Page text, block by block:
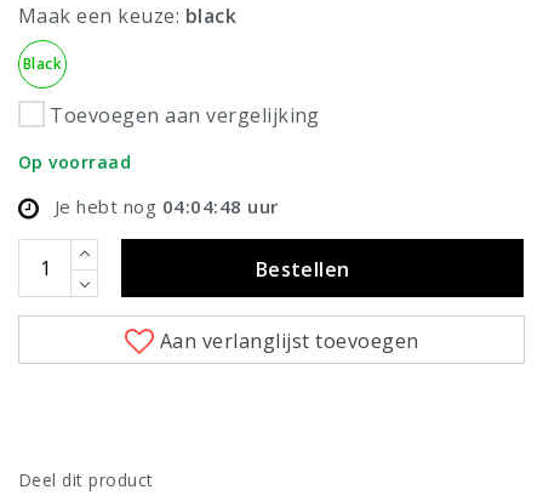
Maak een keuze: black
Black
Toevoegen aan vergelijking
Op voorraad
Je hebt nog 04:04:48 uur
Bestellen
Aan verlanglijst toevoegen
Deel dit product